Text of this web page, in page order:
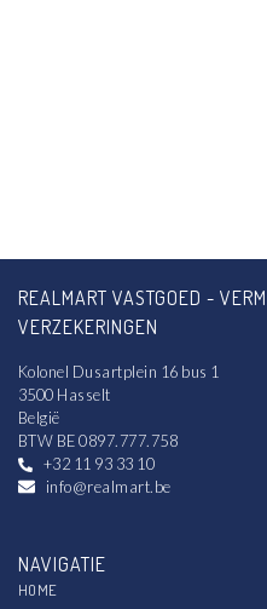
REALMART VASTGOED -
VERZEKERINGEN
Kolonel Dusartplein 16 bus 1
3500 Hasselt
België
BTW BE 0897.777.758
+32 11 93 33 10
info@realmart.be
NAVIGATIE
HOME